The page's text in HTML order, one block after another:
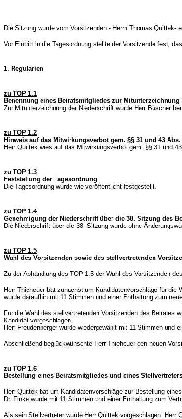
Die Sitzung wurde vom Vorsitzenden - Herrn Thomas Quittek-
Vor Eintritt in die Tagesordnung stellte der Vorsitzende fest,
1. Regularien
zu TOP 1.1
Benennung eines Beiratsmitgliedes zur Mitunterzeichnung
Zur Mitunterzeichnung der Niederschrift wurde Herr Büscher
zu TOP 1.2
Hinweis auf das Mitwirkungsverbot gem. §§ 31 und 43 Abs.
Herr Quittek wies auf das Mitwirkungsverbot gem. §§ 31 und
zu TOP 1.3
Feststellung der Tagesordnung
Die Tagesordnung wurde wie veröffentlicht festgestellt.
zu TOP 1.4
Genehmigung der Niederschrift über die 38. Sitzung des
Die Niederschrift über die 38. Sitzung wurde ohne
zu TOP 1.5
Wahl des Vorsitzenden sowie des stellvertretenden
Zu der Abhandlung des TOP 1.5 der Wahl des Vorsitzenden
Herr Thieheuer bat zunächst um Kandidatenvorschläge für
wurde daraufhin mit 11 Stimmen und einer Enthaltung zum
Für die Wahl des stellvertretenden Vorsitzenden des Beirates
Kandidat vorgeschlagen.
Herr Freudenberger wurde wiedergewählt mit 11 Stimmen und
Abschließend beglückwünschte Herr Thieheuer den neuen
zu TOP 1.6
Bestellung eines Beiratsmitgliedes und eines
Herr Quittek bat um Kandidatenvorschläge zur Bestellung
Dr. Finke wurde mit 11 Stimmen und einer Enthaltung zum
Als sein Stellvertreter wurde Herr Quittek vorgeschlagen. Herr